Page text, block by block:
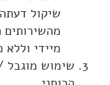
שיקול
מיידי
שימוש מוגבל /